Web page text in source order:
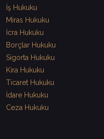
İş Hukuku
Miras Hukuku
İcra Hukuku
Borçlar Hukuku
Sigorta Hukuku
Kira Hukuku
Ticaret Hukuku
İdare Hukuku
Ceza Hukuku